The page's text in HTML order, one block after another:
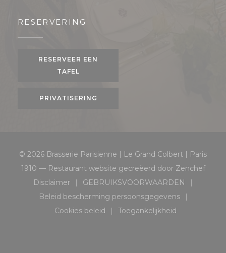
RESERVERING
RESERVEER EEN
TAFEL
PRIVATISERING
© 2026 Brasserie Parisienne | Le Grand Colbert | Paris
1910 — Restaurant website gecreëerd door Zenchef
Disclaimer
((opent in een nieuw venster))
GEBRUIKSVOORWAARDEN
((opent in een nieuw
Beleid bescherming persoonsgegevens
((opent in een nieuw venster))
Cookies beleid
((opent in een nieuw venster))
Toegankelijkheid
((opent in een nieuw